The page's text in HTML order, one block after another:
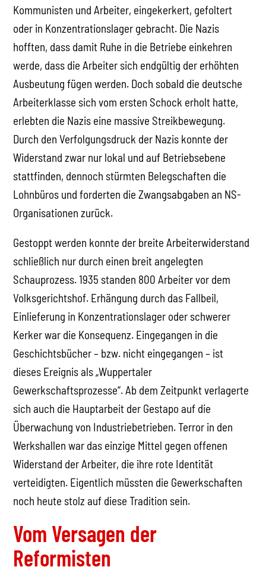
Kommunisten und Arbeiter, eingekerkert, gefoltert
oder in Konzentrationslager gebracht. Die Nazis
hofften, dass damit Ruhe in die Betriebe einkehren
werde, dass die Arbeiter sich endgültig der erhöhten
Ausbeutung fügen werden. Doch sobald die deutsche
Arbeiterklasse sich vom ersten Schock erholt hatte,
erlebten die Nazis eine massive Streikbewegung.
Durch den Verfolgungsdruck der Nazis konnte der
Widerstand zwar nur lokal und auf Betriebsebene
stattfinden, dennoch stürmten Belegschaften die
Lohnbüros und forderten die Zwangsabgaben an NS-
Organisationen zurück.
Gestoppt werden konnte der breite Arbeiterwiderstand
schließlich nur durch einen breit angelegten
Schauprozess. 1935 standen 800 Arbeiter vor dem
Volksgerichtshof. Erhängung durch das Fallbeil,
Einlieferung in Konzentrationslager oder schwerer
Kerker war die Konsequenz. Eingegangen in die
Geschichtsbücher – bzw. nicht eingegangen – ist
dieses Ereignis als „Wuppertaler
Gewerkschaftsprozesse“. Ab dem Zeitpunkt verlagerte
sich auch die Hauptarbeit der Gestapo auf die
Überwachung von Industriebetrieben. Terror in den
Werkshallen war das einzige Mittel gegen offenen
Widerstand der Arbeiter, die ihre rote Identität
verteidigten. Eigentlich müssten die Gewerkschaften
noch heute stolz auf diese Tradition sein.
Vom Versagen der
Reformisten